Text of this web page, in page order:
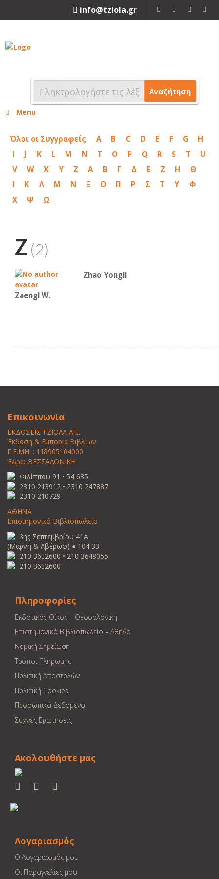
info@tziola.gr
Αναζήτηση
Menu
Όλοι οι Συγγραφείς A B C D E F G
H
I
J K L M N T O P Q R S T
U
V
W X Y Z Α Β Γ Δ Ε Ζ Η
Θ
Ι
Κ Λ Μ Ν Ξ Ο Π Ρ Σ Τ Υ
Φ
Χ
Ψ Ω
Z (2)
Zaengl W.
Zhao Yongli
Επικοινωνία
ΕΚΔΟΣΕΙΣ ΤΖΙΟΛΑ Α.Ε.
Έκδοση & Εμπορία Βιβλίων
Γ.Ε.ΜΗ. : 118905104000
Έδρα: ΘΕΣΣΑΛΟΝΙΚΗ
Φιλίππου 91 • 54 635
2310 213912 • 2310 247887
2310 210729
ΑΘΗΝΑ
Επιστημονικό Βιβλιοπωλείο
3ης Σεπτεμβρίου 41Α
(Μάρνη & Αβέρωφ) ● 104 33
210 3632600 • 210 3648055
210 3632600
Πληροφορίες
Εκδοτικός Οίκος – Θεσσαλονίκη
Επιστημονικό Βιβλιοπωλείο – Αθήνα
Νομική Σημείωση
Τρόποι Πληρωμής
Πολιτική Αποστολών
Πολιτική Cookies
Προσωπικά Δεδομένα
Συχνές Ερωτήσεις
Ακολουθήστε μας
Λογαριασμός
Ο Λογαριασμός μου
Οι Παραγγελίες μου